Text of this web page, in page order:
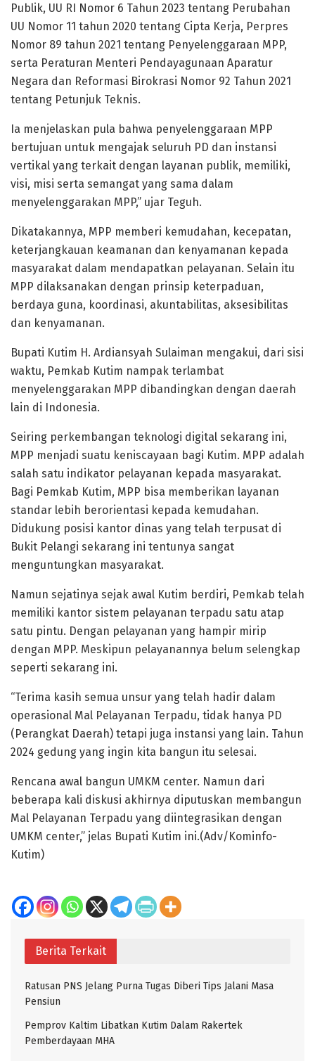
Publik, UU RI Nomor 6 Tahun 2023 tentang Perubahan
UU Nomor 11 tahun 2020 tentang Cipta Kerja, Perpres
Nomor 89 tahun 2021 tentang Penyelenggaraan MPP,
serta Peraturan Menteri Pendayagunaan Aparatur
Negara dan Reformasi Birokrasi Nomor 92 Tahun 2021
tentang Petunjuk Teknis.
Ia menjelaskan pula bahwa penyelenggaraan MPP
bertujuan untuk mengajak seluruh PD dan instansi
vertikal yang terkait dengan layanan publik, memiliki,
visi, misi serta semangat yang sama dalam
menyelenggarakan MPP,” ujar Teguh.
Dikatakannya, MPP memberi kemudahan, kecepatan,
keterjangkauan keamanan dan kenyamanan kepada
masyarakat dalam mendapatkan pelayanan. Selain itu
MPP dilaksanakan dengan prinsip keterpaduan,
berdaya guna, koordinasi, akuntabilitas, aksesibilitas
dan kenyamanan.
Bupati Kutim H. Ardiansyah Sulaiman mengakui, dari sisi
waktu, Pemkab Kutim nampak terlambat
menyelenggarakan MPP dibandingkan dengan daerah
lain di Indonesia.
Seiring perkembangan teknologi digital sekarang ini,
MPP menjadi suatu keniscayaan bagi Kutim. MPP adalah
salah satu indikator pelayanan kepada masyarakat.
Bagi Pemkab Kutim, MPP bisa memberikan layanan
standar lebih berorientasi kepada kemudahan.
Didukung posisi kantor dinas yang telah terpusat di
Bukit Pelangi sekarang ini tentunya sangat
menguntungkan masyarakat.
Namun sejatinya sejak awal Kutim berdiri, Pemkab telah
memiliki kantor sistem pelayanan terpadu satu atap
satu pintu. Dengan pelayanan yang hampir mirip
dengan MPP. Meskipun pelayanannya belum selengkap
seperti sekarang ini.
“Terima kasih semua unsur yang telah hadir dalam
operasional Mal Pelayanan Terpadu, tidak hanya PD
(Perangkat Daerah) tetapi juga instansi yang lain. Tahun
2024 gedung yang ingin kita bangun itu selesai.
Rencana awal bangun UMKM center. Namun dari
beberapa kali diskusi akhirnya diputuskan membangun
Mal Pelayanan Terpadu yang diintegrasikan dengan
UMKM center,” jelas Bupati Kutim ini.(Adv/Kominfo-
Kutim)
Berita Terkait
Ratusan PNS Jelang Purna Tugas Diberi Tips Jalani Masa
Pensiun
Pemprov Kaltim Libatkan Kutim Dalam Rakertek
Pemberdayaan MHA